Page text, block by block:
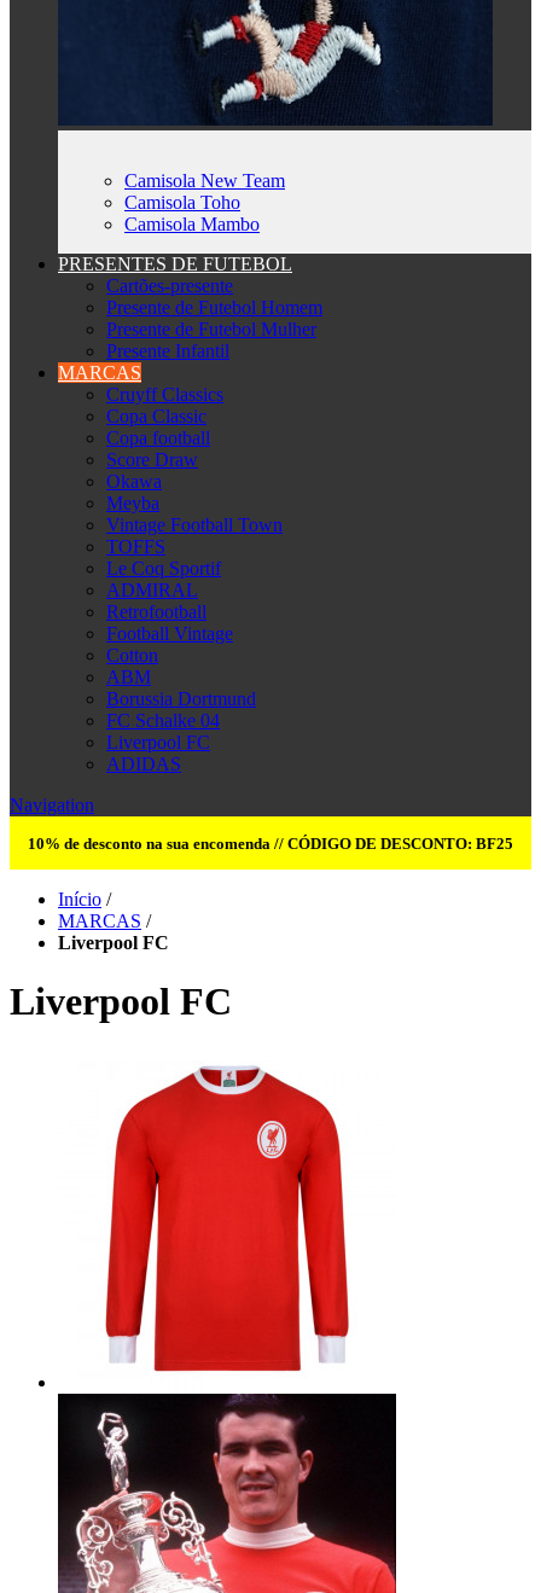
Camisola New Team
Camisola Toho
Camisola Mambo
PRESENTES DE FUTEBOL
Cartões-presente
Presente de Futebol Homem
Presente de Futebol Mulher
Presente Infantil
MARCAS
Cruyff Classics
Copa Classic
Copa football
Score Draw
Okawa
Meyba
Vintage Football Town
TOFFS
Le Coq Sportif
ADMIRAL
Retrofootball
Football Vintage
Cotton
ABM
Borussia Dortmund
FC Schalke 04
Liverpool FC
ADIDAS
Navigation
10% de desconto na sua encomenda // CÓDIGO DE DESCONTO: BF25
Início /
MARCAS /
Liverpool FC
Liverpool FC